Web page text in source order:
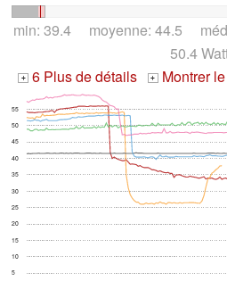
min: 39.4 moyenne: 44.5
50.4
+ 6 Plus de détails + Montrer
5
10
15
20
25
30
35
40
45
50
55